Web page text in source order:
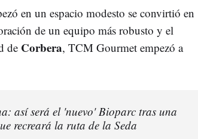
en un espacio modesto se convirtió en
de un equipo más robusto y el
de Corbera, TCM Gourmet empezó a
así será el 'nuevo' Bioparc tras una
recreará la ruta de la Seda